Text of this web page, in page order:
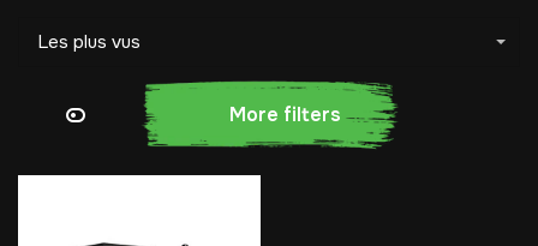
Les plus vus
More filters